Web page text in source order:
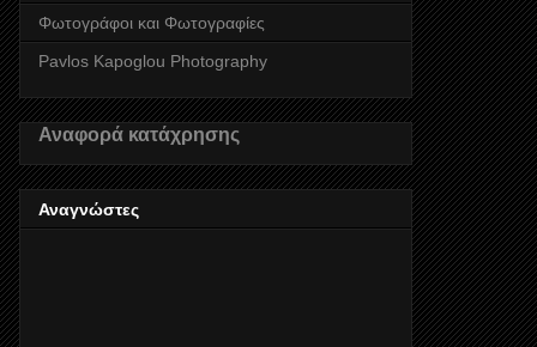
Φωτογράφοι και Φωτογραφίες
Pavlos Kapoglou Photography
Αναφορά κατάχρησης
Αναγνώστες